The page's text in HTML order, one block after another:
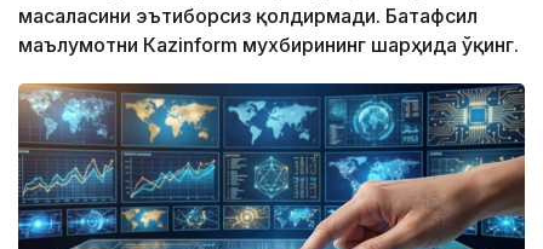
масаласини эътиборсиз қолдирмади. Батафсил
маълумотни Кazinform мухбирининг шарҳида ўқинг.